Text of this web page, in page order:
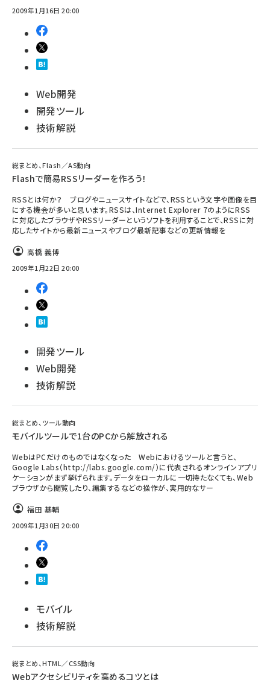
2009年1月16日 20:00
Web開発
開発ツール
技術解説
総まとめ、Flash／AS動向
Flashで簡易RSSリーダーを作ろう！
RSSとは何か？ ブログやニュースサイトなどで、RSSという文字や画像を目
にする機会が多いと思います。RSSは、Internet Explorer 7のようにRSS
に対応したブラウザやRSSリーダーというソフトを利用することで、RSSに対
応したサイトから最新ニュースやブログ最新記事などの更新情報を
高橋 義博
2009年1月22日 20:00
開発ツール
Web開発
技術解説
総まとめ、ツール動向
モバイルツールで1台のPCから解放される
WebはPCだけのものではなくなった Webにおけるツールと言うと、
Google Labs（http://labs.google.com/）に代表されるオンラインアプリ
ケーションがまず挙げられます。データをローカルに一切持たなくても、Web
ブラウザから閲覧したり、編集するなどの操作が、実用的なサー
福田 基輔
2009年1月30日 20:00
モバイル
技術解説
総まとめ、HTML／CSS動向
Webアクセシビリティを高めるコツとは